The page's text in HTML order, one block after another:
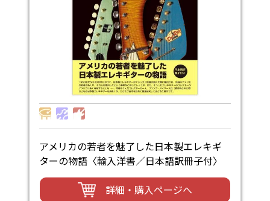
アメリカの若者を魅了した日本製エレキギ
ターの物語〈輸入洋書／日本語訳冊子付〉
詳細・購入ページへ